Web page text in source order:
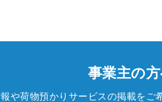
事業主の
や荷物預かりサービスの掲載をご